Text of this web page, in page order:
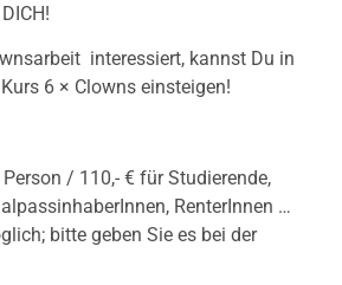
interessiert, kannst Du in
6 × Clowns einsteigen!
Person / 110,- € für Studierende,
RenterInnen …
bitte geben Sie es bei der